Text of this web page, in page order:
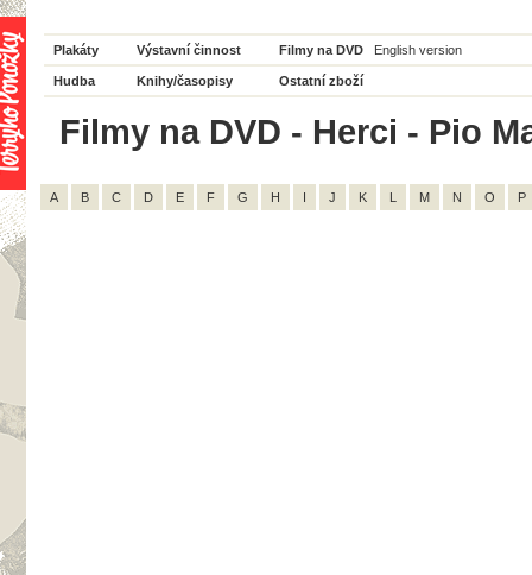
Plakáty Výstavní činnost Filmy na DVD English version
Hudba Knihy/časopisy Ostatní zboží
Filmy na DVD - Herci - Pio
A B C D E F G H I J K L M N O P